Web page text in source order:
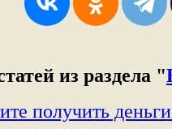
из раздела "
получить